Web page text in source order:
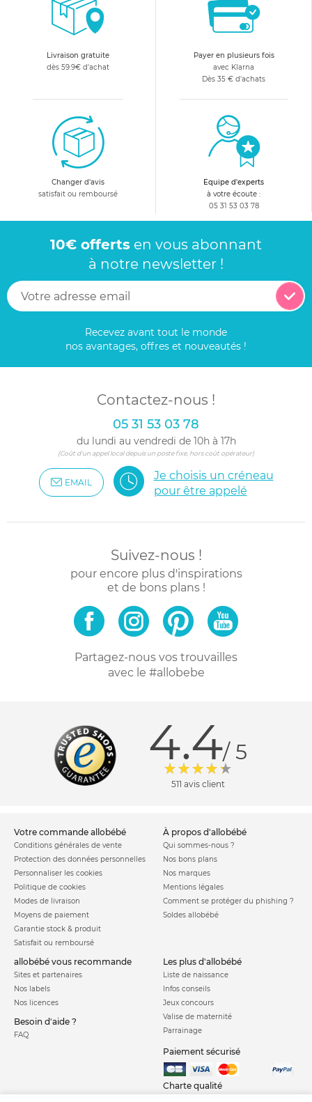
Livraison gratuite
dès 59.9€ d'achat
Payer en plusieurs fois
avec Klarna
Dès 35 € d'achats
Changer d'avis
satisfait ou remboursé
Equipe d'experts
à votre écoute :
05 31 53 03 78
10€ offerts en vous abonnant
à notre newsletter !
Recevez avant tout le monde
nos avantages, offres et nouveautés !
Contactez-nous !
05 31 53 03 78
du lundi au vendredi de 10h à 17h
(Coût d'un appel local depuis un poste fixe, hors coût opérateur)
EMAIL
Je choisis un créneau
pour être appelé
Suivez-nous !
pour encore plus d'inspirations
et de bons plans !
Partagez-nous vos trouvailles
avec le #allobebe
4.4/ 5
511 avis client
votre commande allobébé
Conditions générales de vente
Protection des données personnelles
Personnaliser les cookies
Politique de cookies
Modes de livraison
Moyens de paiement
Garantie stock & produit
Satisfait ou remboursé
à propos d'allobébé
Qui sommes-nous ?
Nos bons plans
Nos marques
Mentions légales
Comment se protéger du phishing ?
Soldes allobébé
allobébé vous recommande
Sites et partenaires
Nos labels
Nos licences
Besoin d'aide ?
FAQ
les plus d'allobébé
Liste de naissance
Infos conseils
Jeux concours
Valise de maternité
Parrainage
Paiement sécurisé
Charte qualité